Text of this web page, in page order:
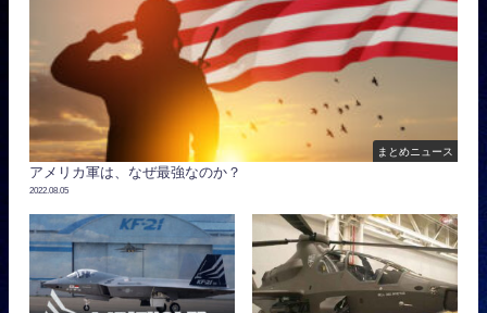
まとめニュース
アメリカ軍は、なぜ最強なのか？
2022.08.05